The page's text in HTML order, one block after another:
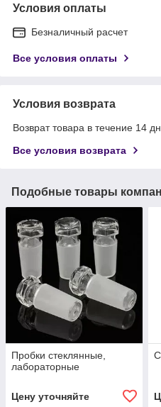
Условия оплаты
Безналичный расчет
Все условия оплаты
Условия возврата
Возврат товара в течение 14
Все условия возврата
Подобные товары
Пробки стеклянные,
лабораторные
Цену уточняйте